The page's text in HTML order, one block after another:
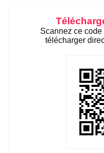
Scannez ce
télécharger